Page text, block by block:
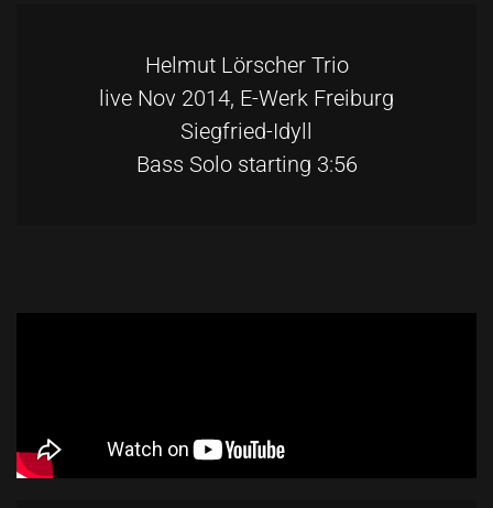
Helmut Lörscher Trio
live Nov 2014, E-Werk Freiburg
Siegfried-Idyll
Bass Solo starting 3:56